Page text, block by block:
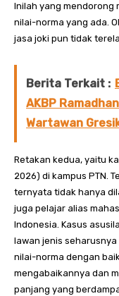
Inilah yang mendorong
nilai-norma yang ada.
jasa joki pun tidak
Berita Terkait :
AKBP
Wartawan
Retakan kedua, yaitu
2026) di kampus PTN.
ternyata tidak hanya
juga pelajar alias
Indonesia. Kasus
lawan jenis
nilai-norma dengan
mengabaikannya dan
panjang yang